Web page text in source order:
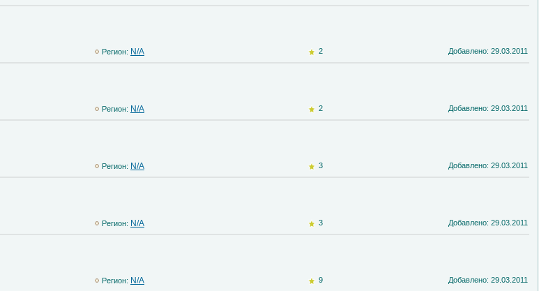
Регион: N/A 2 Добавлено: 29.03.2011
Регион: N/A 2 Добавлено: 29.03.2011
Регион: N/A 3 Добавлено: 29.03.2011
Регион: N/A 3 Добавлено: 29.03.2011
Регион: N/A 9 Добавлено: 29.03.2011